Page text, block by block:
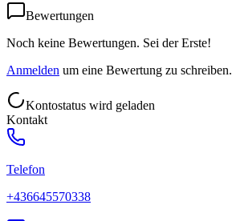
Bewertungen
Noch keine Bewertungen. Sei der Erste!
Anmelden um eine Bewertung zu schreiben.
Kontostatus wird geladen
Kontakt
Telefon
+436645570338